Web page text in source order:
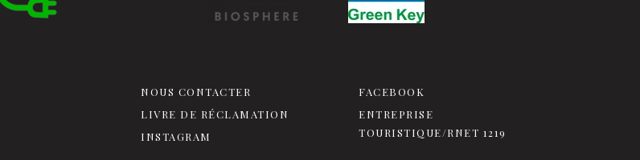
NOUS CONTACTER
LIVRE DE RÉCLAMATION
INSTAGRAM
FACEBOOK
ENTREPRISE
TOURISTIQUE/RNET 1219